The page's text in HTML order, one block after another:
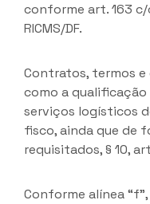
conforme art. 163 c/
RICMS/DF.
Contratos, termos e
como a
serviços logísticos
fisco, ainda que de
requisitados, § 10,
Conforme alínea